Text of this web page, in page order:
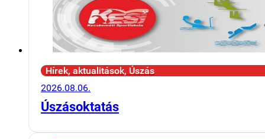
Hírek, aktualitások, Úszás
2026.08.06.
Úszásoktatás